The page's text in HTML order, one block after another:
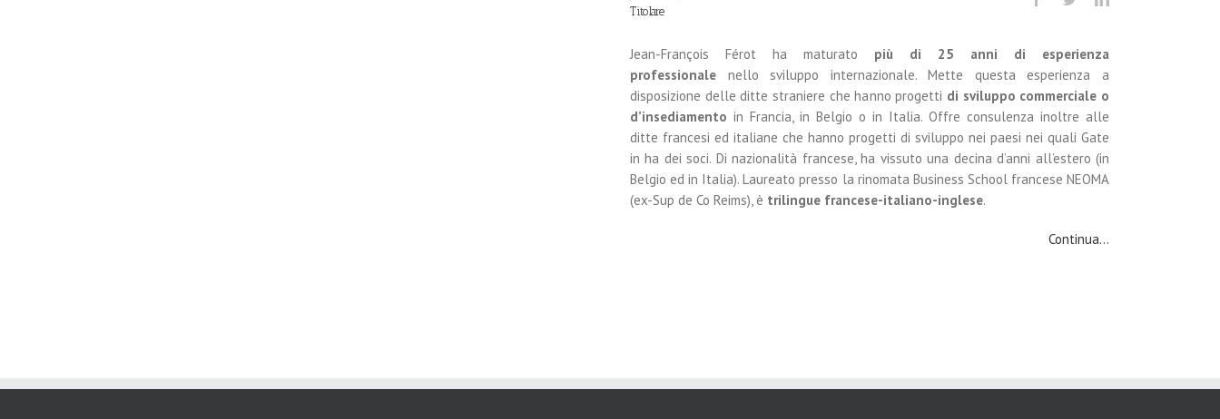
Titolare
Jean-François Férot ha maturato più di 25 anni di esperienza
professionale nello sviluppo internazionale. Mette questa esperienza a
disposizione delle ditte straniere che hanno progetti di sviluppo commerciale o
d’insediamento in Francia, in Belgio o in Italia. Offre consulenza inoltre alle
ditte francesi ed italiane che hanno progetti di sviluppo nei paesi nei quali Gate
in ha dei soci. Di nazionalità francese, ha vissuto una decina d’anni all’estero (in
Belgio ed in Italia). Laureato presso la rinomata Business School francese NEOMA
(ex-Sup de Co Reims), è trilingue francese-italiano-inglese.
Continua…